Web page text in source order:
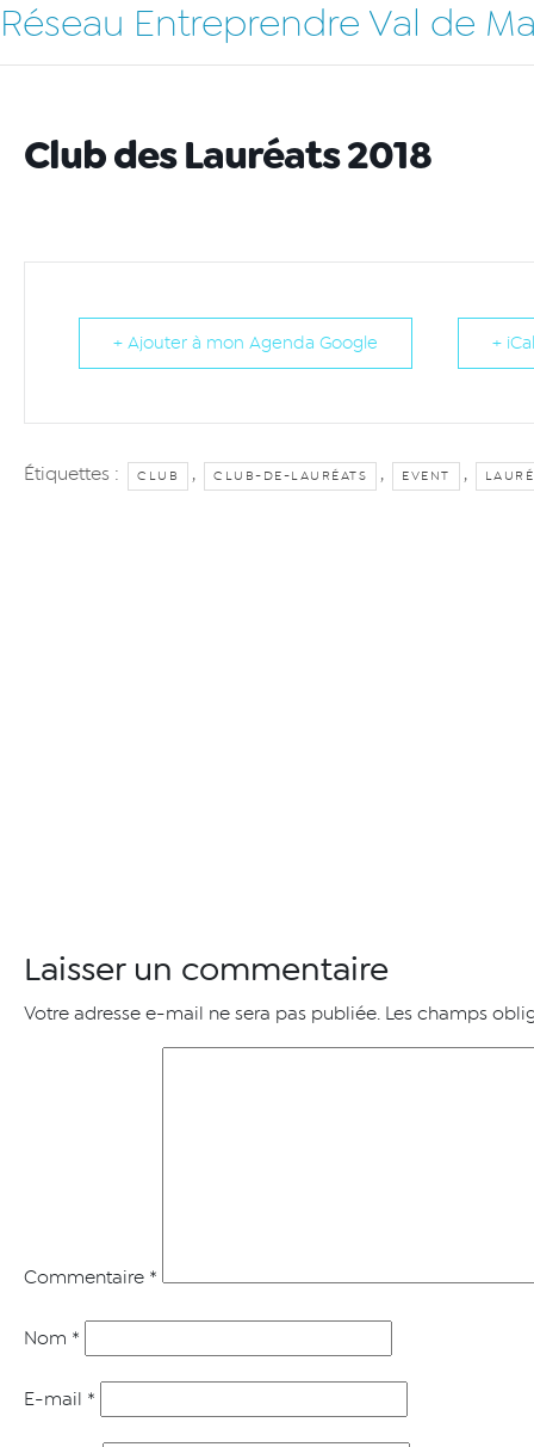
Réseau Entreprendre Val de
Club des Lauréats 2018
+ Ajouter à mon Agenda Google +
Étiquettes : CLUB , CLUB-DE-LAURÉATS , EVENT ,
Laisser un commentaire
Votre adresse e-mail ne sera pas publiée. Les champs
Commentaire *
Nom *
E-mail *